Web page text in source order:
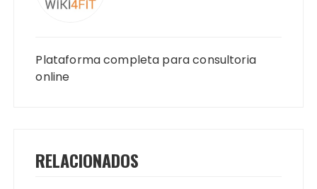
Plataforma completa para consultoria
online
RELACIONADOS